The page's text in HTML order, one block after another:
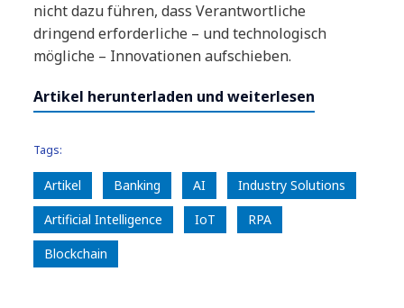
nicht dazu führen, dass Verantwortliche
dringend erforderliche – und technologisch
mögliche – Innovationen aufschieben.
Artikel herunterladen und weiterlesen
Tags:
Artikel Banking AI
Industry Solutions
Artificial Intelligence
IoT
RPA
Blockchain